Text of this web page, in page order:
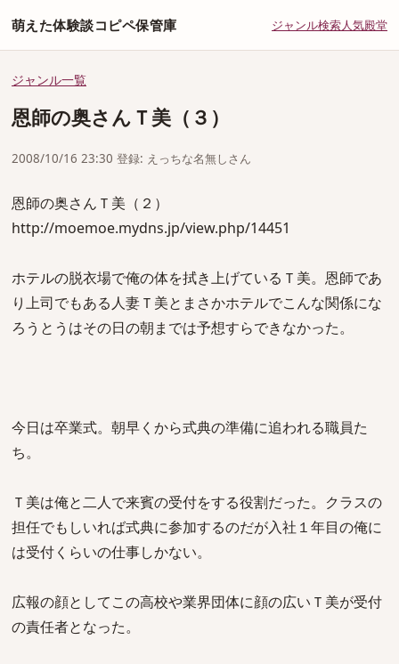
萌えた体験談コピペ保管庫 ジャンル検索人気殿堂
ジャンル一覧
恩師の奥さんＴ美（３）
2008/10/16 23:30 登録: えっちな名無しさん
恩師の奥さんＴ美（２）
http://moemoe.mydns.jp/view.php/14451
ホテルの脱衣場で俺の体を拭き上げているＴ美。恩師であ
り上司でもある人妻Ｔ美とまさかホテルでこんな関係にな
ろうとうはその日の朝までは予想すらできなかった。
今日は卒業式。朝早くから式典の準備に追われる職員た
ち。
Ｔ美は俺と二人で来賓の受付をする役割だった。クラスの
担任でもしいれば式典に参加するのだが入社１年目の俺に
は受付くらいの仕事しかない。
広報の顔としてこの高校や業界団体に顔の広いＴ美が受付
の責任者となった。